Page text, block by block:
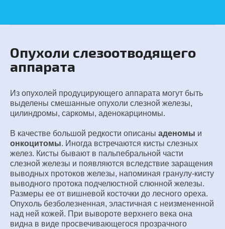
Опухоли слезоотводящего
аппарата
Из опухолей продуцирующего аппарата могут быть
выделены смешанные опухоли слезной железы,
цилиндромы, саркомы, аденокарциномы.
В качестве большой редкости описаны аденомы и
онкоцитомы. Иногда встречаются кисты слезных
желез. Кисты бывают в пальпебральной части
слезной железы и появляются вследствие заращения
выводных протоков железы, напоминая гранулу-кисту
выводного протока подчелюстной слюнной железы.
Размеры ее от вишневой косточки до лесного ореха.
Опухоль безболезненная, эластичная с неизмененной
над ней кожей. При вывороте верхнего века она
видна в виде просвечивающегося прозрачного